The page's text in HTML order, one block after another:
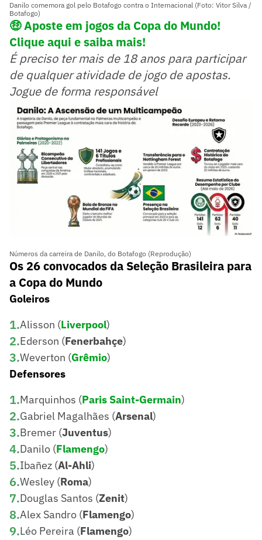
Danilo comemora gol pelo Botafogo contra o Internacional (Foto: Vitor Silva /
Botafogo)
🤑Aposte em jogos da Copa do Mundo!
Clique aqui e saiba mais!
É preciso ter mais de 18 anos para participar
de qualquer atividade de jogo de apostas.
Jogue de forma responsável
Números da carreira de Danilo, do Botafogo (Reprodução)
Os 26 convocados da Seleção Brasileira para
a Copa do Mundo
Goleiros
1.Alisson (Liverpool)
2.Ederson (Fenerbahçe)
3.Weverton (Grêmio)
Defensores
1.Marquinhos (Paris Saint-Germain)
2.Gabriel Magalhães (Arsenal)
3.Bremer (Juventus)
4.Danilo (Flamengo)
5.Ibañez (Al-Ahli)
6.Wesley (Roma)
7.Douglas Santos (Zenit)
8.Alex Sandro (Flamengo)
9.Léo Pereira (Flamengo)